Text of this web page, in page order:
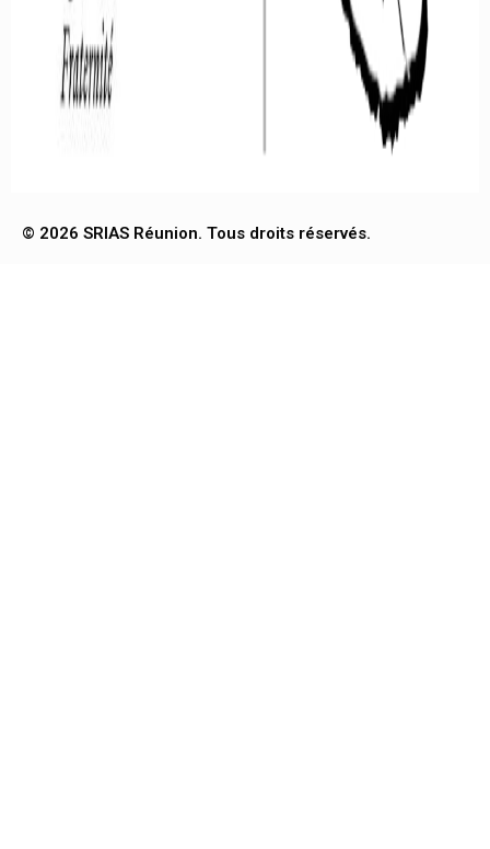
© 2026 SRIAS Réunion. Tous droits réservés.